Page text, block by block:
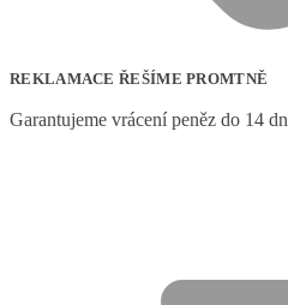
REKLAMACE ŘEŠÍME PROMTNĚ
Garantujeme vrácení peněz do 14